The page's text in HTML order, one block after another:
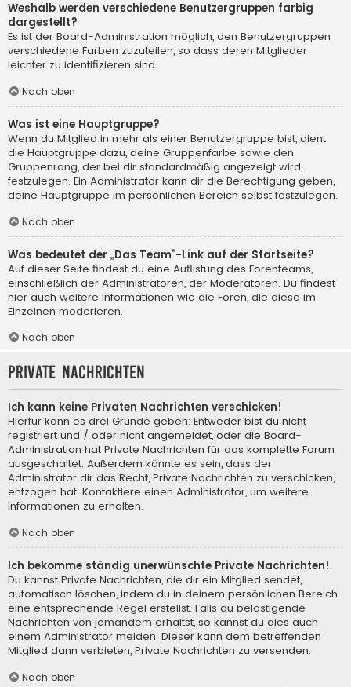
Weshalb werden verschiedene Benutzergruppen farbig
dargestellt?
Es ist der Board-Administration möglich, den Benutzergruppen
verschiedene Farben zuzuteilen, so dass deren Mitglieder
leichter zu identifizieren sind.
Nach oben
Was ist eine Hauptgruppe?
Wenn du Mitglied in mehr als einer Benutzergruppe bist, dient
die Hauptgruppe dazu, deine Gruppenfarbe sowie den
Gruppenrang, der bei dir standardmäßig angezeigt wird,
festzulegen. Ein Administrator kann dir die Berechtigung geben,
deine Hauptgruppe im persönlichen Bereich selbst festzulegen.
Nach oben
Was bedeutet der „Das Team“-Link auf der Startseite?
Auf dieser Seite findest du eine Auflistung des Forenteams,
einschließlich der Administratoren, der Moderatoren. Du findest
hier auch weitere Informationen wie die Foren, die diese im
Einzelnen moderieren.
Nach oben
Private Nachrichten
Ich kann keine Privaten Nachrichten verschicken!
Hierfür kann es drei Gründe geben: Entweder bist du nicht
registriert und / oder nicht angemeldet, oder die Board-
Administration hat Private Nachrichten für das komplette Forum
ausgeschaltet. Außerdem könnte es sein, dass der
Administrator dir das Recht, Private Nachrichten zu verschicken,
entzogen hat. Kontaktiere einen Administrator, um weitere
Informationen zu erhalten.
Nach oben
Ich bekomme ständig unerwünschte Private Nachrichten!
Du kannst Private Nachrichten, die dir ein Mitglied sendet,
automatisch löschen, indem du in deinem persönlichen Bereich
eine entsprechende Regel erstellst. Falls du belästigende
Nachrichten von jemandem erhältst, so kannst du dies auch
einem Administrator melden. Dieser kann dem betreffenden
Mitglied dann verbieten, Private Nachrichten zu versenden.
Nach oben